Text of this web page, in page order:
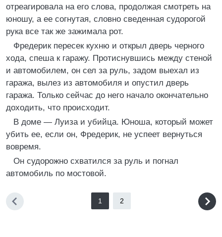
отреагировала на его слова, продолжая смотреть на
юношу, а ее согнутая, словно сведенная судорогой
рука все так же зажимала рот.
Фредерик пересек кухню и открыл дверь черного
хода, спеша к гаражу. Протиснувшись между стеной
и автомобилем, он сел за руль, задом выехал из
гаража, вылез из автомобиля и опустил дверь
гаража. Только сейчас до него начало окончательно
доходить, что происходит.
В доме — Луиза и убийца. Юноша, который может
убить ее, если он, Фредерик, не успеет вернуться
вовремя.
Он судорожно схватился за руль и погнал
автомобиль по мостовой.
1 2